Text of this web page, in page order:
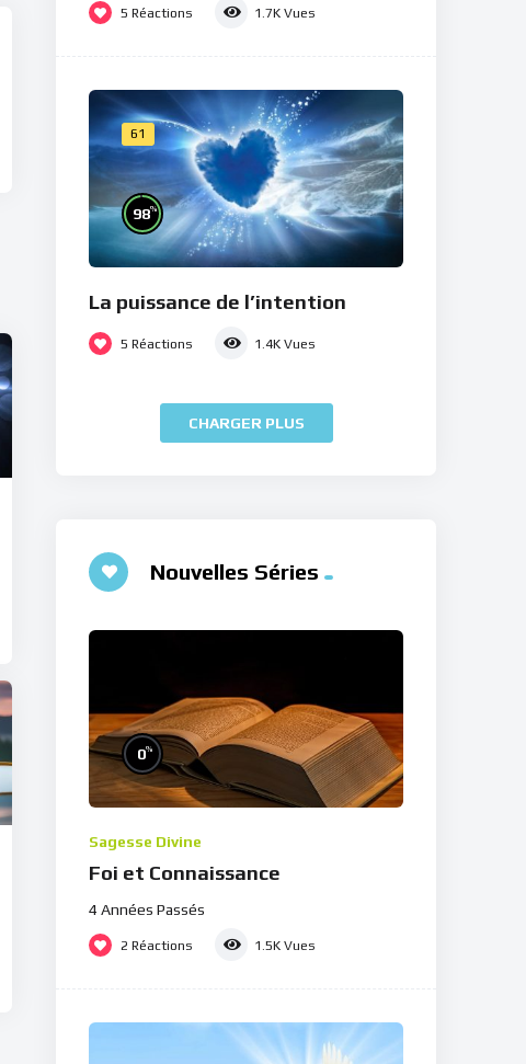
5 Réactions 1.7K Vues
61
98%
La puissance de l’intention
5 Réactions 1.4K Vues
CHARGER PLUS
Nouvelles Séries
0%
Sagesse Divine
Foi et Connaissance
4 Années Passés
2 Réactions 1.5K Vues